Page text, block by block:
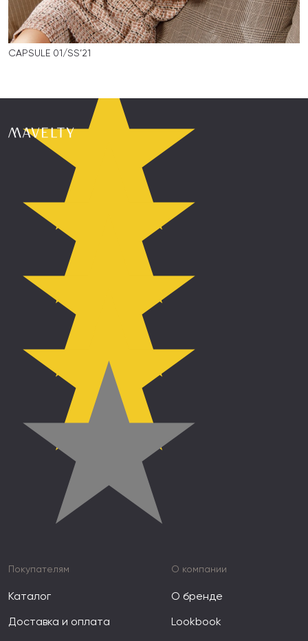
CAPSULE 01/SS’21
★
★
★
★
★
Покупателям
Каталог
Доставка и оплата
О компании
О бренде
Lookbook